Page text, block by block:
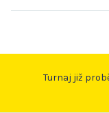
Turnaj již